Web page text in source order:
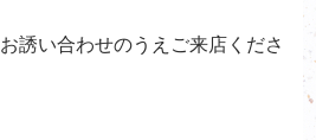
誘い合わせのうえご来店くださ